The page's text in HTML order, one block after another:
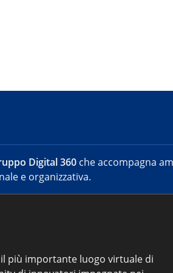
Digital 360 che accompagna
e organizzativa.
il più importante luogo virtuale di